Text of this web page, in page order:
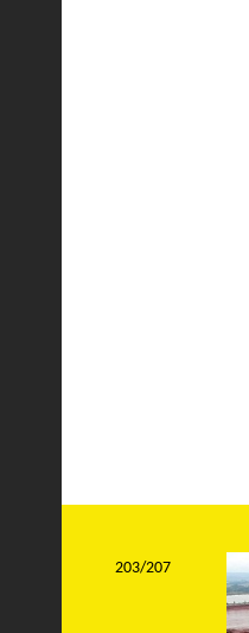
203/207